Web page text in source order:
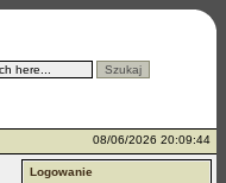
08/06/2026 20:09:44
Logowanie